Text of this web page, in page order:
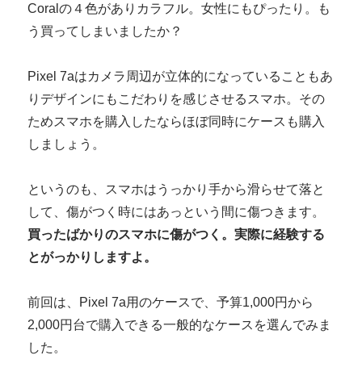
Coralの４色がありカラフル。女性にもぴったり。も
う買ってしまいましたか？
Pixel 7aはカメラ周辺が立体的になっていることもあ
りデザインにもこだわりを感じさせるスマホ。その
ためスマホを購入したならほぼ同時にケースも購入
しましょう。
というのも、スマホはうっかり手から滑らせて落と
して、傷がつく時にはあっという間に傷つきます。
買ったばかりのスマホに傷がつく。実際に経験する
とがっかりしますよ。
前回は、Pixel 7a用のケースで、予算1,000円から
2,000円台で購入できる一般的なケースを選んでみま
した。